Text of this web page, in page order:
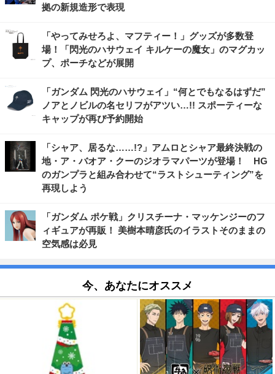
拠の新規造形で表現
「やってみせろよ、マフティー！」グッズが多数登
場！「閃光のハサウェイ キルケーの魔女」のマグカッ
プ、ポーチなどが展開
「ガンダム 閃光のハサウェイ」“何とでもなるはずだ”
ノアとノビルの名セリフがアツい…!! スポーティーな
キャップが再び予約開始
「シャア、居るな……!?」アムロとシャア最終決戦の
地・ア・バオア・クーのジオラマパーツが登場！ HG
のガンプラと組み合わせて“ラストシューティング”を
再現しよう
「ガンダム ポケ戦」クリスチーナ・マッケンジーのフ
ィギュアが再販！ 美樹本晴彦氏のイラストそのままの
空気感は必見
今、あなたにオススメ